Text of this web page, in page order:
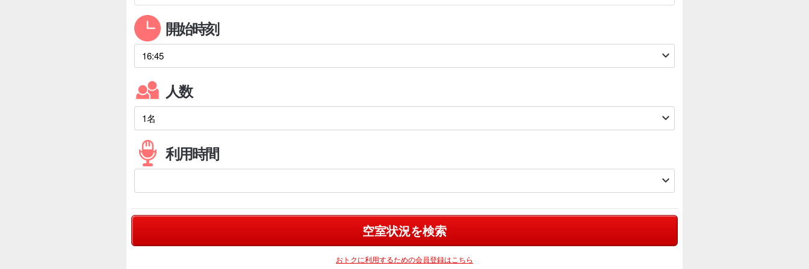
開始時刻

人数

利用時間

空室状況を検索
おトクに利用するための会員登録はこちら